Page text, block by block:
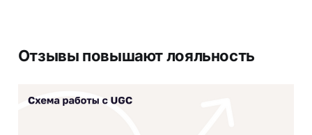
Отзывы повышают лояльность